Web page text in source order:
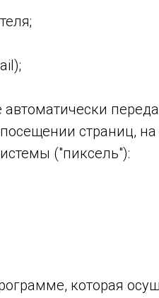
страниц, на
("пиксель"):
которая